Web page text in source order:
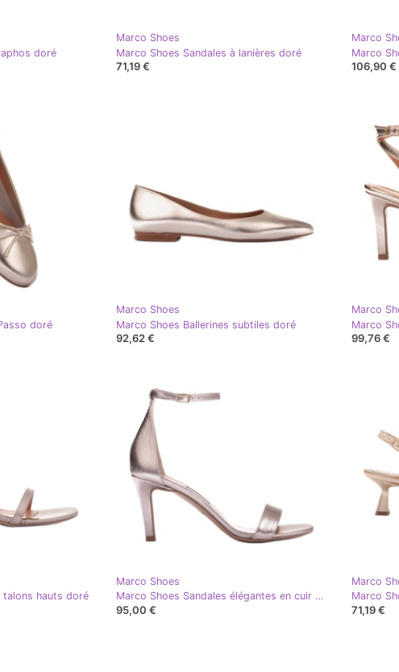
doré
Marco Shoes
Marco Shoes Sandales à lanières doré
71,19 €
Marco
106,90 €
doré
Marco Shoes
Marco Shoes Ballerines subtiles doré
92,62 €
Marco
99,76 €
talons hauts doré
Marco Shoes
Marco Shoes Sandales élégantes en cuir doré
95,00 €
Marco
71,19 €